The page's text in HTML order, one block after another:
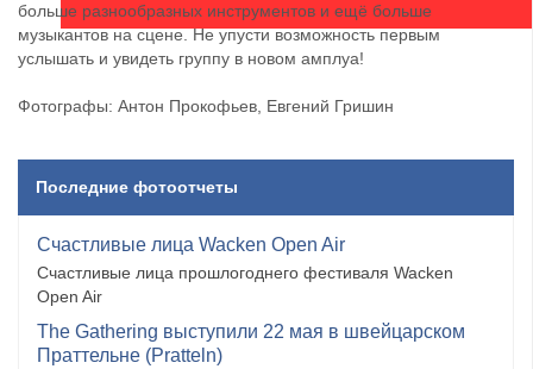
больше разнообразных инструментов и ещё больше
музыкантов на сцене. Не упусти возможность первым
услышать и увидеть группу в новом амплуа!
Фотографы: Антон Прокофьев, Евгений Гришин
Последние фотоотчеты
Счастливые лица Wacken Open Air
Счастливые лица прошлогоднего фестиваля Wacken
Open Air
The Gathering выступили 22 мая в швейцарском
Праттельне (Pratteln)